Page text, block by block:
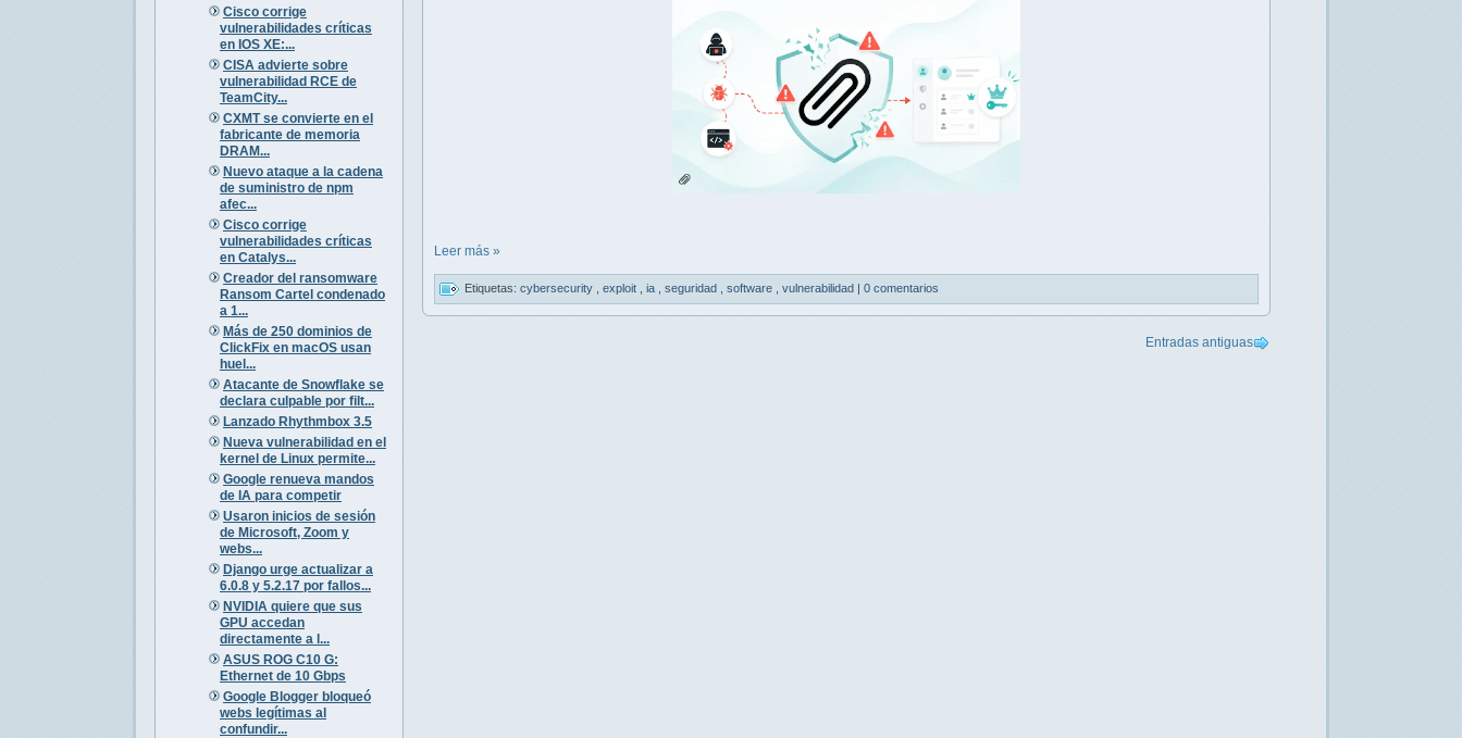
Cisco corrige
vulnerabilidades críticas
en IOS XE:...
CISA advierte sobre
vulnerabilidad RCE de
TeamCity...
CXMT se convierte en el
fabricante de memoria
DRAM...
Nuevo ataque a la cadena
de suministro de npm
afec...
Cisco corrige
vulnerabilidades críticas
en Catalys...
Creador del ransomware
Ransom Cartel condenado
a 1...
Más de 250 dominios de
ClickFix en macOS usan
huel...
Atacante de Snowflake se
declara culpable por filt...
Lanzado Rhythmbox 3.5
Nueva vulnerabilidad en el
kernel de Linux permite...
Google renueva mandos
de IA para competir
Usaron inicios de sesión
de Microsoft, Zoom y
webs...
Django urge actualizar a
6.0.8 y 5.2.17 por fallos...
NVIDIA quiere que sus
GPU accedan
directamente a l...
ASUS ROG C10 G:
Ethernet de 10 Gbps
Google Blogger bloqueó
webs legítimas al
confundir...
Leer más »
Etiquetas: cybersecurity exploit ia seguridad software vulnerabilidad | 0 comentarios
Entradas antiguas